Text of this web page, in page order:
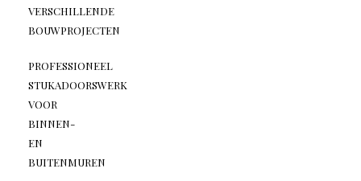
VERSCHILLENDE
BOUWPROJECTEN
PROFESSIONEEL
STUKADOORSWERK
VOOR
BINNEN-
EN
BUITENMUREN